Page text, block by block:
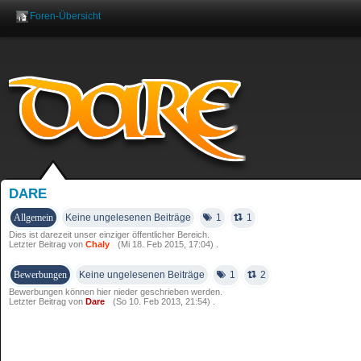
Foren-Übersicht
DARE
Allgemein Keine ungelesenen Beiträge 1 1
Dies ist darezeit unser einziger öffentlicher Bereich.
Letzter Beitrag von Chaly (Mi 18. Feb 2015, 17:04) .
Bewerbungen Keine ungelesenen Beiträge 1 2
Bewerbungen können hier nieder geschrieben werden.
Letzter Beitrag von Dare (So 10. Feb 2013, 21:54) .